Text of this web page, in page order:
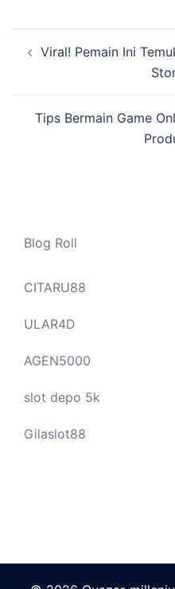
Tulisan
Viral! Pemain Ini
Tips Bermain Game
Blog Roll
CITARU88
ULAR4D
AGEN5000
slot depo 5k
Gilaslot88